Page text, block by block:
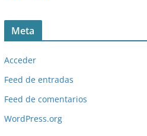
Meta
Acceder
Feed de entradas
Feed de comentarios
WordPress.org